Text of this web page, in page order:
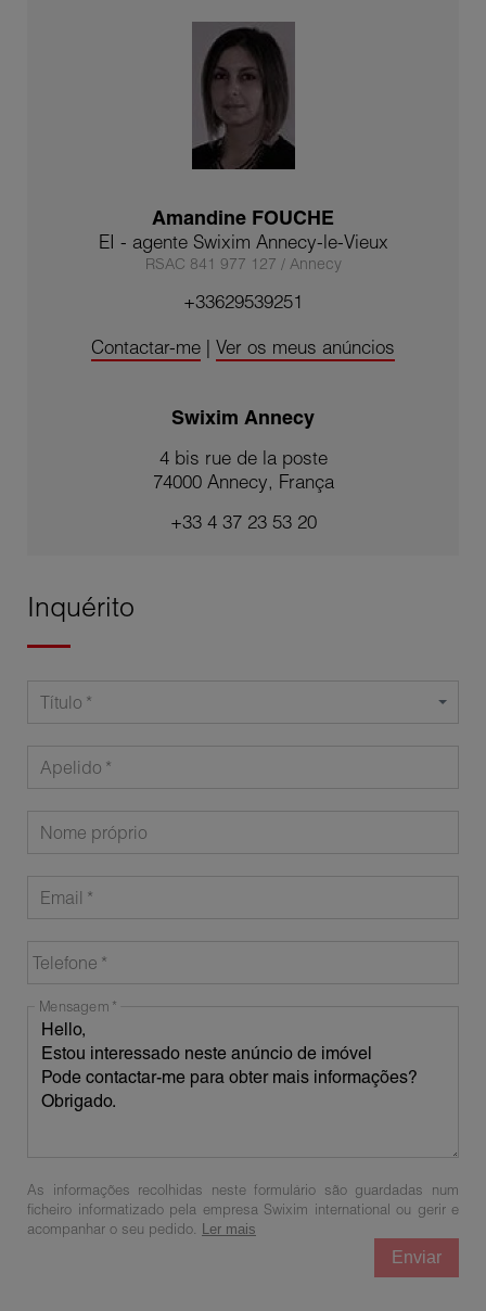
Inquérito
Título
Apelido
Nome próprio
Email
Telefone
Mensagem
As informações recolhidas neste formulário são guardadas num
ficheiro informatizado pela empresa Swixim international ou gerir e
acompanhar o seu pedido.
Ler mais
Enviar
Amandine FOUCHE
EI - agente Swixim Annecy-le-Vieux
RSAC 841 977 127 / Annecy
+33629539251
Contactar-me | Ver os meus anúncios
Swixim Annecy
4 bis rue de la poste
74000 Annecy, França
+33 4 37 23 53 20